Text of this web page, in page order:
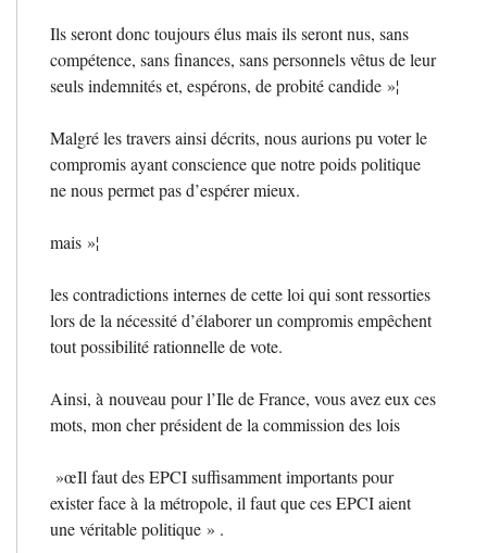
Ils seront donc toujours élus mais ils seront nus, sans
compétence, sans finances, sans personnels vêtus de leur
seuls indemnités et, espérons, de probité candide »¦
Malgré les travers ainsi décrits, nous aurions pu voter le
compromis ayant conscience que notre poids politique
ne nous permet pas d’espérer mieux.
mais »¦
les contradictions internes de cette loi qui sont ressorties
lors de la nécessité d’élaborer un compromis empêchent
tout possibilité rationnelle de vote.
Ainsi, à nouveau pour l’Ile de France, vous avez eux ces
mots, mon cher président de la commission des lois
»œIl faut desEPCIsuffisamment importants pour
exister face à la métropole, il faut que cesEPCIaient
une véritable politique » .